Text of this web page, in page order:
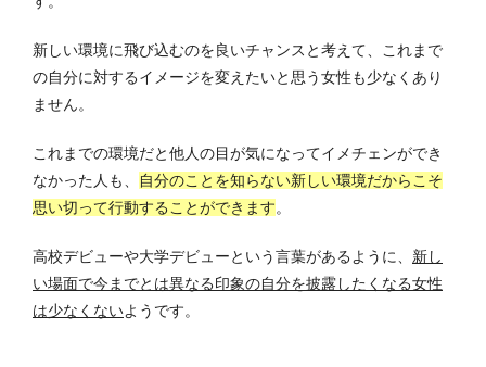
新しい環境に飛び込むのを良いチャンスと考えて、これまで
の自分に対するイメージを変えたいと思う女性も少なくあり
ません。
これまでの環境だと他人の目が気になってイメチェンができ
なかった人も、
自分のことを知らない新しい環境だからこそ
思い切って行動することができます。
高校デビューや大学デビューという言葉があるように、 新し
い場面で今までとは異なる印象の自分を披露したくなる女性
は少なくないようです。